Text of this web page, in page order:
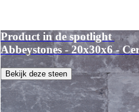
Product in de spotlight
Abbeystones - 20x30x6 -
Bekijk deze steen